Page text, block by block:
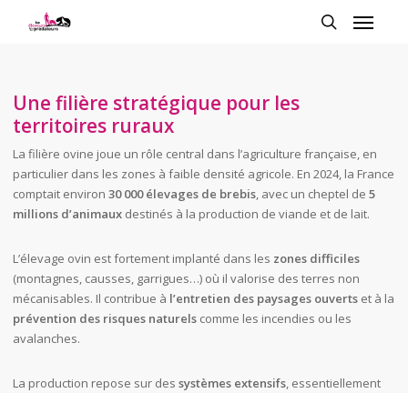
Une filière stratégique pour les
territoires ruraux
La filière ovine joue un rôle central dans l’agriculture française, en
particulier dans les zones à faible densité agricole. En 2024, la France
comptait environ 30 000 élevages de brebis, avec un cheptel de 5
millions d’animauxdestinés à la production de viande et de lait.
L’élevage ovin est fortement implanté dans les zones difficiles
(montagnes, causses, garrigues…) où il valorise des terres non
mécanisables. Il contribue à l’entretien des paysages ouvertset à la
prévention des risques naturelscomme les incendies ou les
avalanches.
La production repose sur des systèmes extensifs, essentiellement